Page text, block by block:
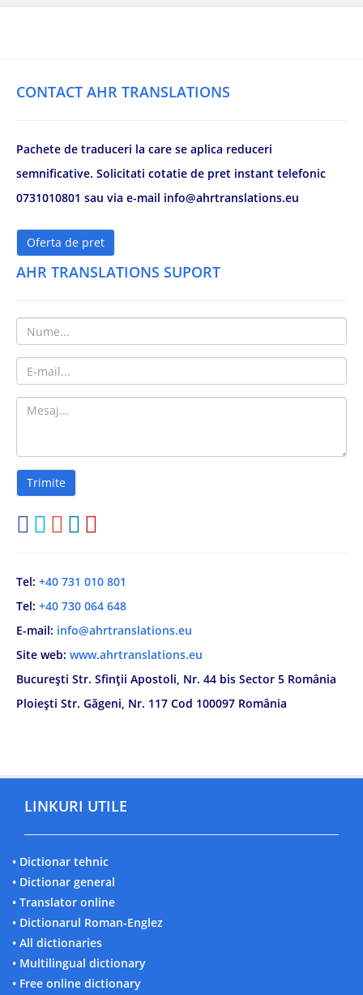
CONTACT AHR TRANSLATIONS
Pachete de traduceri la care se aplica reduceri
semnificative. Solicitati cotatie de pret instant telefonic
0731010801 sau via e-mail info@ahrtranslations.eu
Oferta de pret
AHR TRANSLATIONS SUPORT
Tel: +40 731 010 801
Tel: +40 730 064 648
E-mail: info@ahrtranslations.eu
Site web: www.ahrtranslations.eu
București Str. Sfinții Apostoli, Nr. 44 bis Sector 5 România
Ploiești Str. Găgeni, Nr. 117 Cod 100097 România
LINKURI UTILE
• Dictionar tehnic
• Dictionar general
• Translator online
• Dictionarul Roman-Englez
• All dictionaries
• Multilingual dictionary
• Free online dictionary